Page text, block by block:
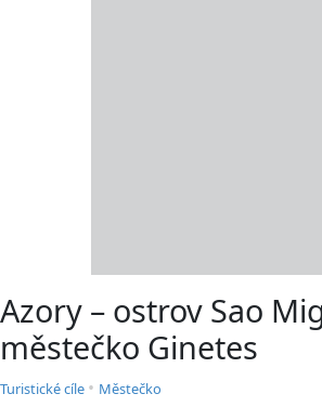
Azory – ostrov Sao
městečko Ginetes
Turistické cíle • Městečko